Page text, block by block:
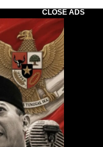
CLOSE ADS